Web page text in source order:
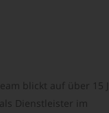
blickt auf über 15
Dienstleister im